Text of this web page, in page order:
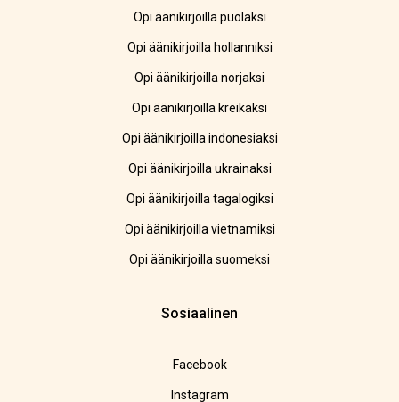
Opi äänikirjoilla puolaksi
Opi äänikirjoilla hollanniksi
Opi äänikirjoilla norjaksi
Opi äänikirjoilla kreikaksi
Opi äänikirjoilla indonesiaksi
Opi äänikirjoilla ukrainaksi
Opi äänikirjoilla tagalogiksi
Opi äänikirjoilla vietnamiksi
Opi äänikirjoilla suomeksi
Sosiaalinen
Facebook
Instagram